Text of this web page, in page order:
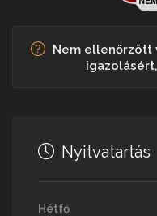
Nem ellenőrzött
Nyitvatartás
Hétfő